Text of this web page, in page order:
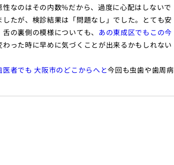
なのはその内数%だから、過度に心配はしないで
たが、検診結果は「問題なし」でした。とても安
の裏側の模様についても、 あの東成区でもこの今
った時に早めに気づくことが出来るかもしれない
医者でも 大阪市のどこからへと今回も虫歯や歯周病